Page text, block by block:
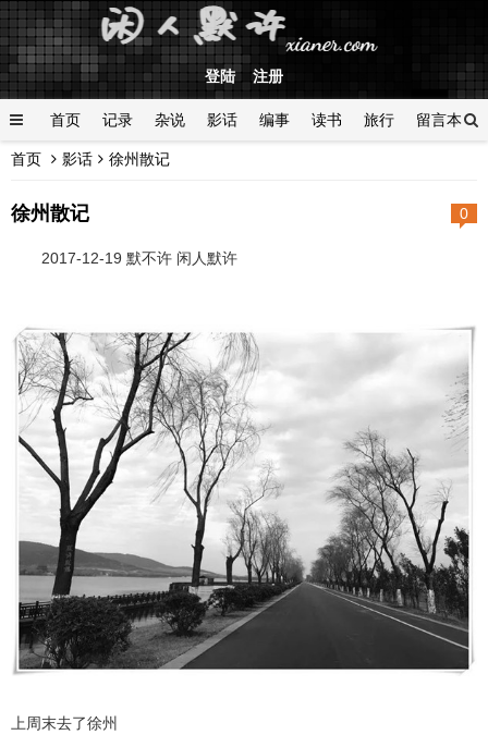
登陆 注册
首页 记录 杂说 影话 编事 读书 旅行 留言本
登陆
首页 影话 徐州散记
0
徐州散记
2017-12-19 默不许 闲人默许
上周末去了徐州